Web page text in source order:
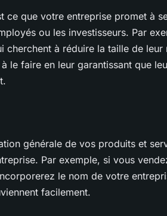
ce que votre entreprise promet à
ou les investisseurs. Par
cherchent à réduire la taille de leur
le faire en leur garantissant que
générale de vos produits et
Par exemple, si vous
le nom de votre
facilement.